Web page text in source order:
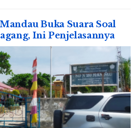
Buka Suara Soal
Ini Penjelasannya